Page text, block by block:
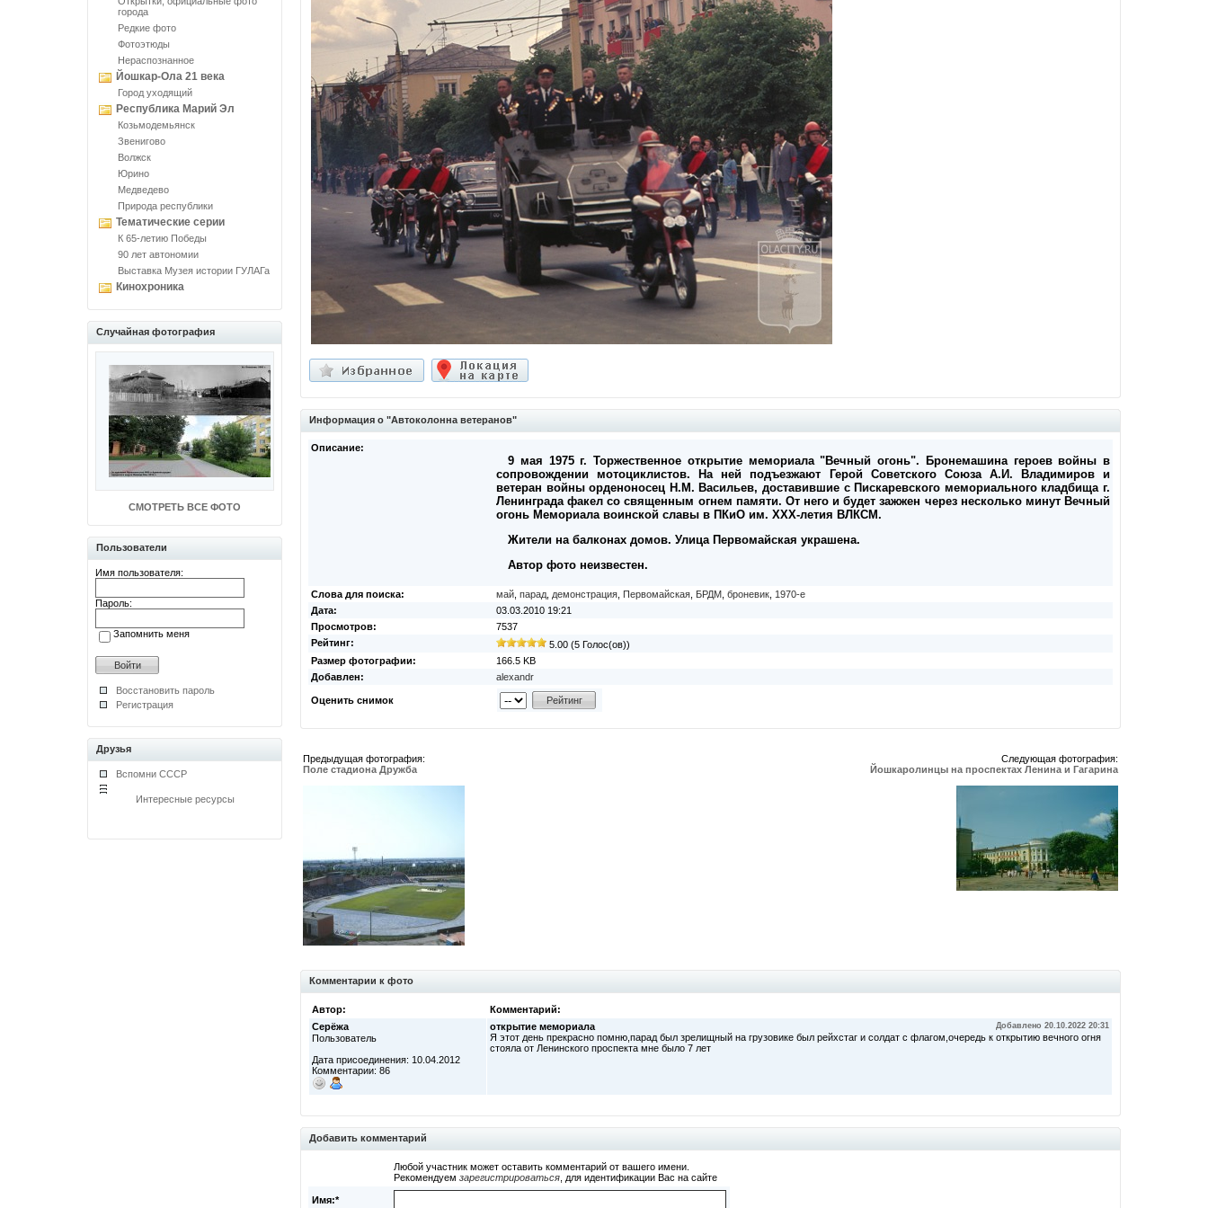
города
Редкие фото
Фотоэтюды
Нераспознанное
Йошкар-Ола 21 века
Город уходящий
Республика Марий Эл
Козьмодемьянск
Звенигово
Волжск
Юрино
Медведево
Природа республики
Тематические серии
К 65-летию Победы
90 лет автономии
Выставка Музея истории ГУЛАГа
Кинохроника
Случайная фотография
СМОТРЕТЬ ВСЕ ФОТО
Пользователи
Имя пользователя:
Пароль:
Запомнить меня
Восстановить пароль
Регистрация
Друзья
Вспомни СССР
Интересные ресурсы
Информация о "Автоколонна ветеранов"
Описание:
9 мая 1975 г. Торжественное открытие мемориала "Вечный огонь". Бронемашина героев войны в
сопровождении мотоциклистов. На ней подъезжают Герой Советского Союза А.И. Владимиров и
ветеран войны орденоносец Н.М. Васильев, доставившие с Пискаревского мемориального кладбища г.
Ленинграда факел со священным огнем памяти. От него и будет зажжен через несколько минут Вечный
огонь Мемориала воинской славы в ПКиО им. ХХХ-летия ВЛКСМ.
Жители на балконах домов. Улица Первомайская украшена.
Автор фото неизвестен.
Слова для поиска: май парад демонстрация Первомайская БРДМ броневик 1970-е
Дата:
03.03.2010 19:21
Просмотров:
7537
Рейтинг:
5.00 (5 Голос(ов))
Размер фотографии:
166.5 KB
Добавлен:
alexandr
Оценить снимок
Предыдущая фотография:
Поле стадиона Дружба
Следующая фотография:
Йошкаролинцы на проспектах Ленина и Гагарина
Комментарии к фото
Автор:
Комментарий:
Серёжа
Пользователь
Дата присоединения: 10.04.2012
Комментарии: 86
открытие мемориала Добавлено 20.10.2022 20:31
Я этот день прекрасно помню,парад был зрелищный на грузовике был рейхстаг и солдат с флагом,очередь к открытию вечного огня
стояла от Ленинского проспекта мне было 7 лет
Добавить комментарий
Любой участник может оставить комментарий от вашего имени.
Рекомендуем зарегистрироваться , для идентификации Вас на сайте
Имя:*